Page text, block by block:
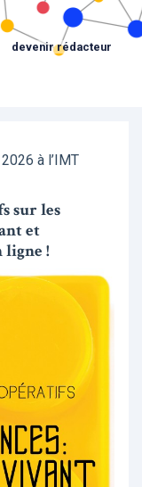
devenir rédacteur
à l’IMT
sur les
et
ligne !